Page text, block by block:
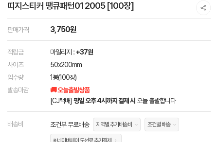
띠지스티커 땡큐패턴01 2005 [100장]
판매가격 3,750원
적립금 마일리지 : +37원
사이즈
50x200mm
입수량
1봉(100장)
발송마감
🚚 오늘출발상품
[CJ택배] 평일 오후 4시까지 결제 시 오늘 출발합니다
배송비 조건부 무료배송 지역별 추가배송비 조건별 배송
※ 네이버페이 도선료 추가결제